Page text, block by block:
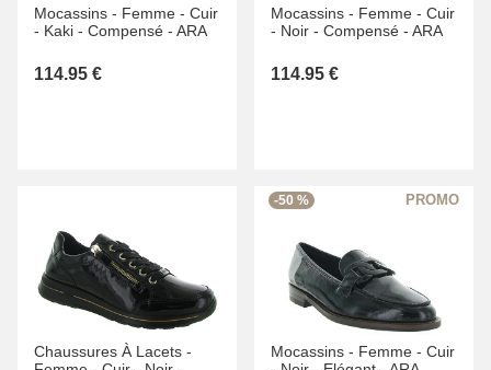
Mocassins - Femme - Cuir
- Kaki - Compensé - ARA
114.95 €
Mocassins - Femme - Cuir
- Noir - Compensé - ARA
114.95 €
Chaussures À Lacets -
-50 %
Mocassins - Femme - Cuir